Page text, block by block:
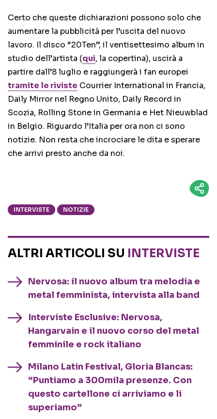
Certo che queste dichiarazioni possono solo che
aumentare la pubblicità per l’uscita del nuovo
lavoro. Il disco “20Ten”, il ventisettesimo album in
studio dell’artista (qui, la copertina), uscirà a
partire dall’8 luglio e raggiungerà i fan europei
tramite le riviste Courrier International in Francia,
Daily Mirror nel Regno Unito, Daily Record in
Scozia, Rolling Stone in Germania e Het Nieuwblad
in Belgio. Riguardo l’Italia per ora non ci sono
notizie. Non resta che incrociare le dita e sperare
che arrivi presto anche da noi.
INTERVISTE NOTIZIE
ALTRI ARTICOLI SU INTERVISTE
Nervosa: il nuovo album tra melodia e
metal femminista, intervista alla band
Interviste Esclusive: Nervosa,
Hangarvain e il nuovo corso del metal
femminile e rock italiano
Milano Latin Festival, Gloria Blancas:
“Puntiamo a 300mila presenze. Con
questo cartellone ci arriviamo e li
superiamo”